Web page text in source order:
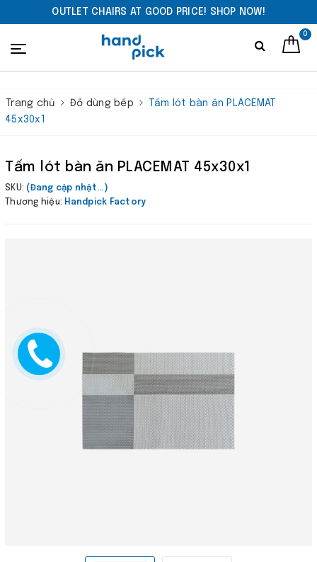
OUTLET CHAIRS AT GOOD PRICE! SHOP NOW!
0
Trang chủ Đồ dùng bếp
Tấm lót bàn ăn PLACEMAT
45x30x1
Tấm lót bàn ăn PLACEMAT 45x30x1
SKU: (Đang cập nhật...)
Thương hiệu: Handpick Factory